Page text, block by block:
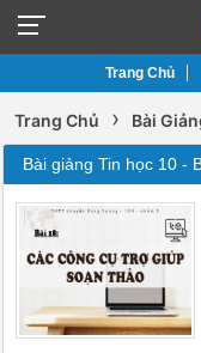
Trang Chủ
Trang Chủ › Bài
Bài giảng Tin học 10 -